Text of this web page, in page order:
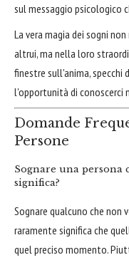
sul messaggio psicologico
La vera magia dei sogni
altrui, ma nella loro
finestre sull'anima,
l'opportunità di conoscerci
Domande
Persone
Sognare una persona
significa?
Sognare qualcuno che
raramente significa che
quel preciso momento.